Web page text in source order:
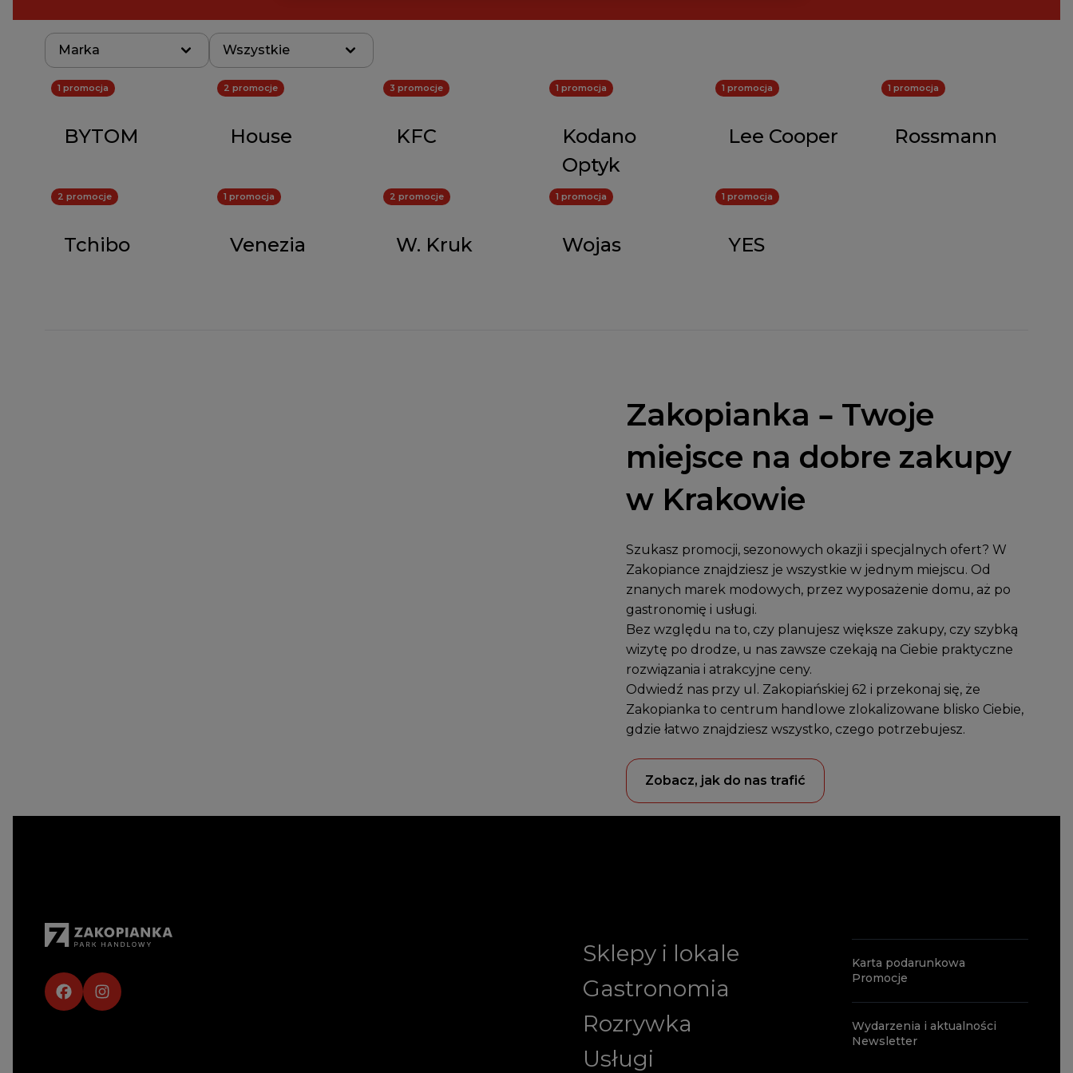
Marka Wszystkie
1 promocja
BYTOM
2 promocje
House
3 promocje
KFC
1 promocja
Kodano
Optyk
1 promocja
Lee Cooper
1 promocja
Rossmann
2 promocje
Tchibo
1 promocja
Venezia
2 promocje
W. Kruk
1 promocja
Wojas
1 promocja
YES
Zakopianka – Twoje
miejsce na dobre zakupy
w Krakowie
Szukasz promocji, sezonowych okazji i specjalnych ofert? W
Zakopiance znajdziesz je wszystkie w jednym miejscu. Od
znanych marek modowych, przez wyposażenie domu, aż po
gastronomię i usługi.
Bez względu na to, czy planujesz większe zakupy, czy szybką
wizytę po drodze, u nas zawsze czekają na Ciebie praktyczne
rozwiązania i atrakcyjne ceny.
Odwiedź nas przy ul. Zakopiańskiej 62 i przekonaj się, że
Zakopianka to centrum handlowe zlokalizowane blisko Ciebie,
gdzie łatwo znajdziesz wszystko, czego potrzebujesz.
Zobacz, jak do nas trafić
Sklepy i lokale
Gastronomia
Rozrywka
Usługi
Karta podarunkowa
Promocje
Wydarzenia i aktualności
Newsletter